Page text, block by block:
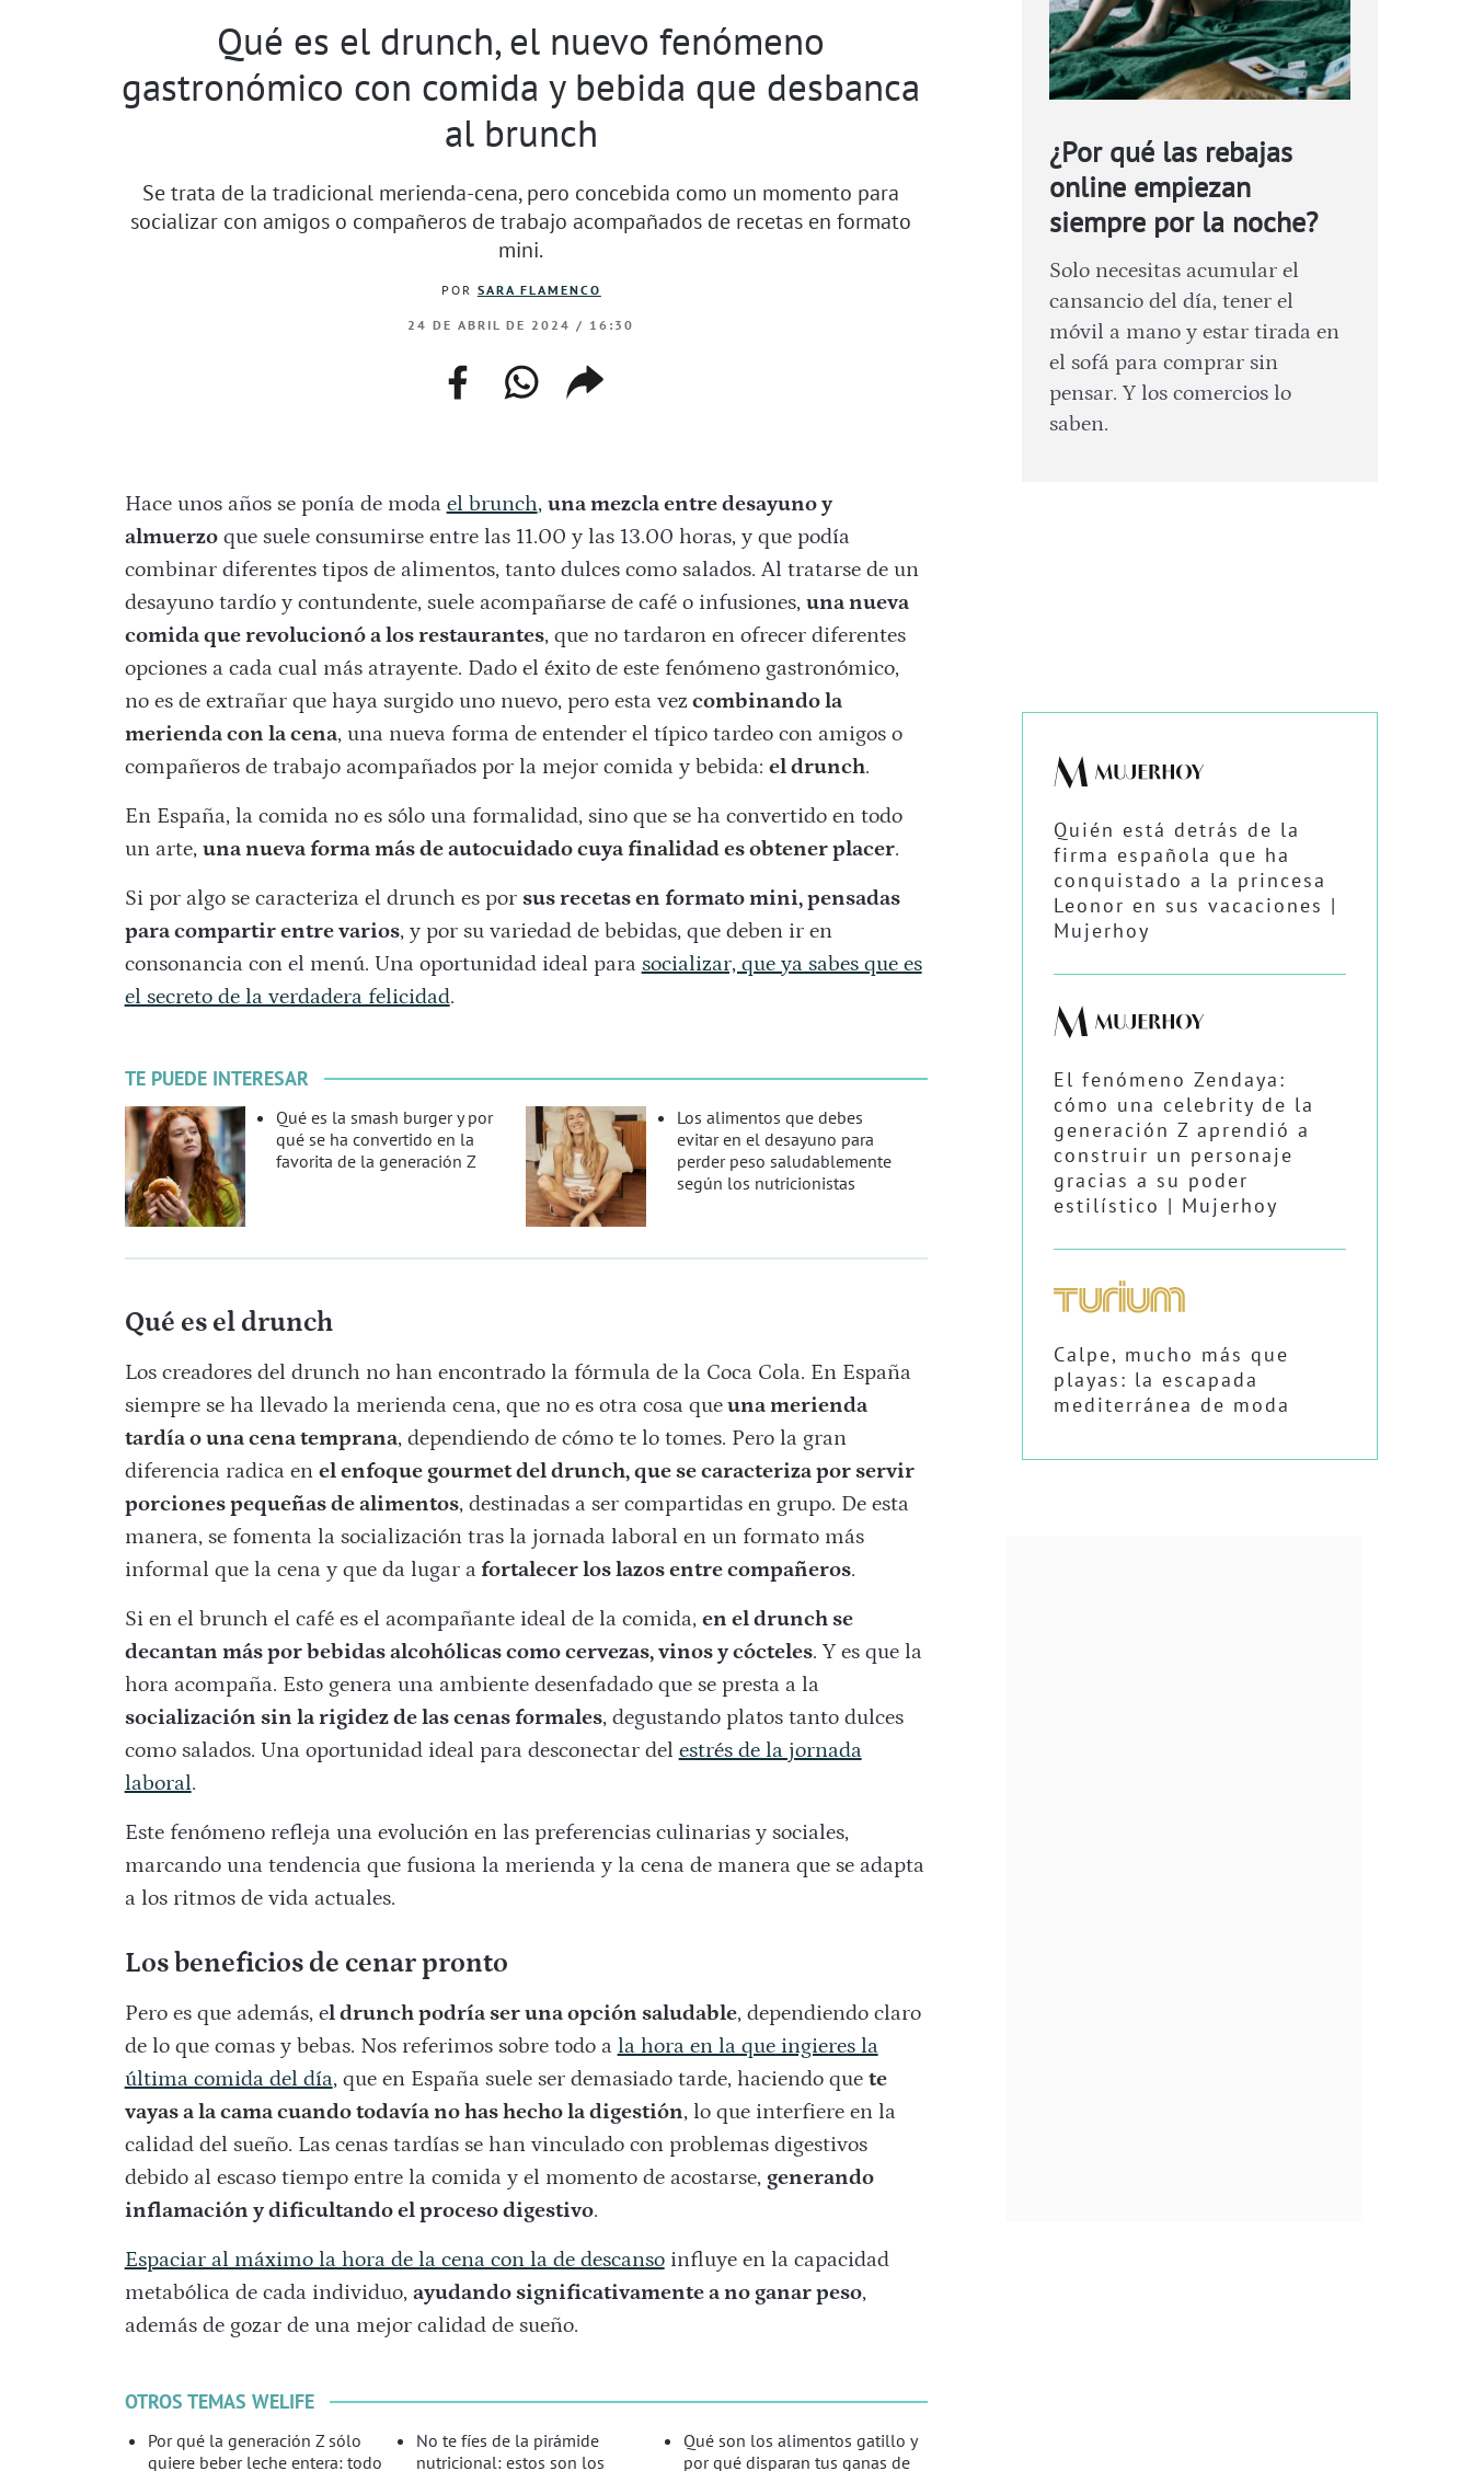
Qué es el drunch, el nuevo fenómeno
gastronómico con comida y bebida que desbanca
al brunch
Se trata de la tradicional merienda-cena, pero concebida como un momento para
socializar con amigos o compañeros de trabajo acompañados de recetas en formato
mini.
POR SARA FLAMENCO
24 DE ABRIL DE 2024 / 16:30
facebookwhatsapp
web
copiar
enlace
Hace unos años se ponía de moda el brunch, una mezcla entre desayuno y
almuerzoque suele consumirse entre las 11.00 y las 13.00 horas, y que podía
combinar diferentes tipos de alimentos, tanto dulces como salados. Al tratarse de un
desayuno tardío y contundente, suele acompañarse de café o infusiones, una nueva
comida que revolucionó a los restaurantes, que no tardaron en ofrecer diferentes
opciones a cada cual más atrayente. Dado el éxito de este fenómeno gastronómico,
no es de extrañar que haya surgido uno nuevo, pero esta vez combinando la
merienda con la cena, una nueva forma de entender el típico tardeo con amigos o
compañeros de trabajo acompañados por la mejor comida y bebida: el drunch.
En España, la comida no es sólo una formalidad, sino que se ha convertido en todo
un arte, una nueva forma más de autocuidado cuya finalidad es obtener placer.
Si por algo se caracteriza el drunch es por sus recetas en formato mini, pensadas
para compartir entre varios, y por su variedad de bebidas, que deben ir en
consonancia con el menú. Una oportunidad ideal para socializar, que ya sabes que es
el secreto de la verdadera felicidad.
TE PUEDE INTERESAR
Qué es la smash burger y por
qué se ha convertido en la
favorita de la generación Z
Los alimentos que debes
evitar en el desayuno para
perder peso saludablemente
según los nutricionistas
Qué es el drunch
Los creadores del drunch no han encontrado la fórmula de la Coca Cola. En España
siempre se ha llevado la merienda cena, que no es otra cosa queuna merienda
tardía o una cena temprana, dependiendo de cómo te lo tomes. Pero la gran
diferencia radica en el enfoque gourmet del drunch, que se caracteriza por servir
porciones pequeñas de alimentos, destinadas a ser compartidas en grupo. De esta
manera, se fomenta la socialización tras la jornada laboral en un formato más
informal que la cena y que da lugar afortalecer los lazos entre compañeros.
Si en el brunch el café es el acompañante ideal de la comida, en el drunch se
decantan más por bebidas alcohólicas como cervezas, vinos y cócteles. Y es que la
hora acompaña. Esto genera una ambiente desenfadado que se presta a la
socialización sin la rigidez de las cenas formales, degustando platos tanto dulces
como salados. Una oportunidad ideal para desconectar del estrés de la jornada
laboral.
Este fenómeno refleja una evolución en las preferencias culinarias y sociales,
marcando una tendencia que fusiona la merienda y la cena de manera que se adapta
a los ritmos de vida actuales.
Los beneficios de cenar pronto
Pero es que además, el drunch podría ser una opción saludable, dependiendo claro
de lo que comas y bebas. Nos referimos sobre todo a la hora en la que ingieres la
última comida del día, que en España suele ser demasiado tarde, haciendo que te
vayas a la cama cuando todavía no has hecho la digestión, lo que interfiere en la
calidad del sueño. Las cenas tardías se han vinculado con problemas digestivos
debido al escaso tiempo entre la comida y el momento de acostarse, generando
inflamación y dificultando el proceso digestivo.
Espaciar al máximo la hora de la cena con la de descansoinfluye en la capacidad
metabólica de cada individuo, ayudando significativamente a no ganar peso,
además de gozar de una mejor calidad de sueño.
OTROS TEMAS WELIFE
Por qué la generación Z sólo
quiere beber leche entera: todo
No te fíes de la pirámide
nutricional: estos son los
Qué son los alimentos gatillo y
por qué disparan tus ganas de
¿Por qué las rebajas
online empiezan
siempre por la noche?
Solo necesitas acumular el
cansancio del día, tener el
móvil a mano y estar tirada en
el sofá para comprar sin
pensar. Y los comercios lo
saben.
Quién está detrás de la
firma española que ha
conquistado a la princesa
Leonor en sus vacaciones |
Mujerhoy
El fenómeno Zendaya:
cómo una celebrity de la
generación Z aprendió a
construir un personaje
gracias a su poder
estilístico | Mujerhoy
Calpe, mucho más que
playas: la escapada
mediterránea de moda